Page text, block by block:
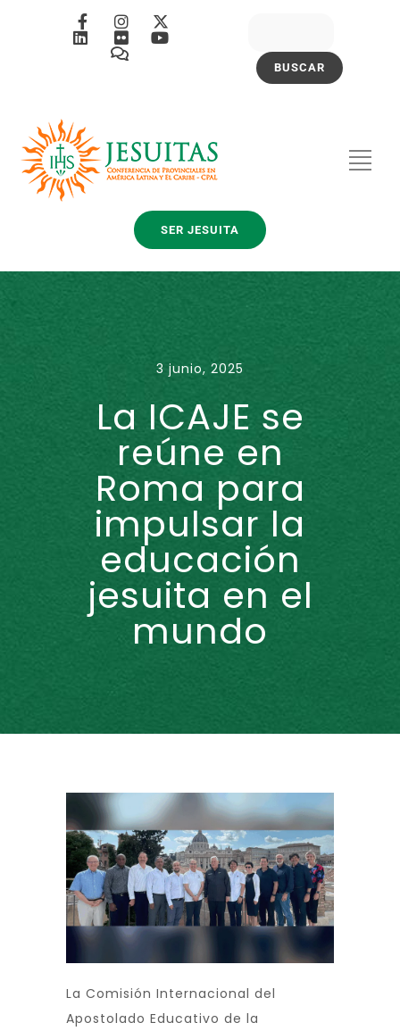
SER JESUITA
3 junio, 2025
La ICAJE se
reúne en
Roma para
impulsar la
educación
jesuita en el
mundo
La Comisión Internacional del
Apostolado Educativo de la